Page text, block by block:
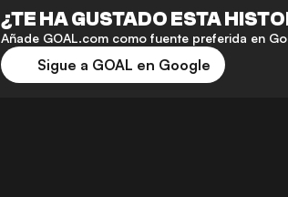
¿TE HA GUSTADO ESTA
Añade GOAL.com como fuente preferida en
Sigue a GOAL en Google